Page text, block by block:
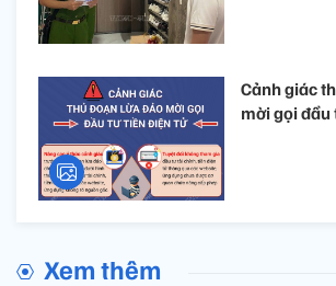
Cảnh giác
mời gọi đầu
Xem thêm